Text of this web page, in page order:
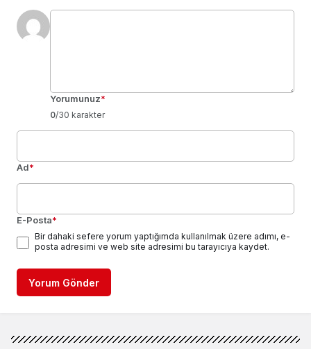
Yorumunuz*
0/30 karakter
Ad*
E-Posta*
Bir dahaki sefere yorum yaptığımda kullanılmak üzere adımı, e-
posta adresimi ve web site adresimi bu tarayıcıya kaydet.
Yorum Gönder